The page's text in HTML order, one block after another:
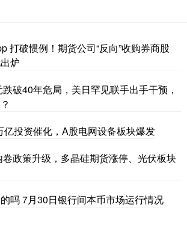
打破惯例！期货公司“反向”收购券商股
炉
破40年危局，美日罕见联手出手干预，
亿投资催化，A股电网设备板块爆发
政策升级，多晶硅期货涨停、光伏板块
吗 7月30日银行间本币市场运行情况